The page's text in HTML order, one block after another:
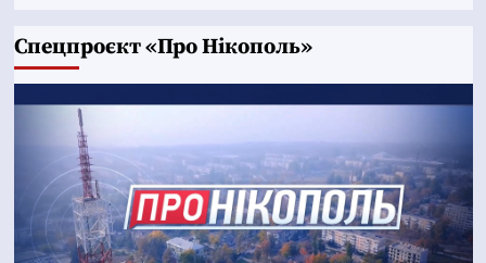
Cпецпроєкт «Про Нікополь»